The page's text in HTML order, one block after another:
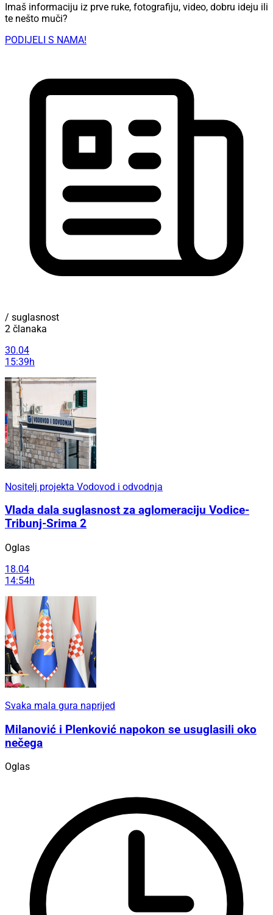
Imaš informaciju iz prve ruke, fotografiju, video, dobru ideju ili
te nešto muči?
PODIJELI S NAMA!
/ suglasnost
2 članaka
30.04
15:39h
Nositelj projekta Vodovod i odvodnja
Vlada dala suglasnost za aglomeraciju Vodice-
Tribunj-Srima 2
Oglas
18.04
14:54h
Svaka mala gura naprijed
Milanović i Plenković napokon se usuglasili oko
nečega
Oglas